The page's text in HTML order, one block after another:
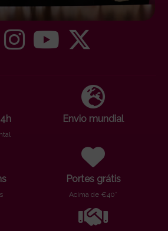
Envio mundial
Portes grátis
Acima de €40*